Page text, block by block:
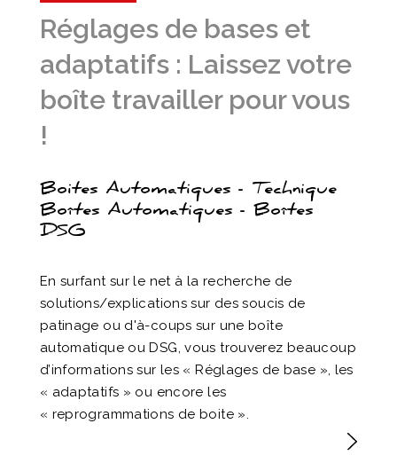
Réglages de bases et
adaptatifs : Laissez votre
boîte travailler pour vous
!
Boites Automatiques - Technique
Boîtes Automatiques - Boîtes
DSG
En surfant sur le net à la recherche de
solutions/explications sur des soucis de
patinage ou d'à-coups sur une boîte
automatique ou DSG, vous trouverez beaucoup
d’informations sur les « Réglages de base », les
« adaptatifs » ou encore les
« reprogrammations de boite ».